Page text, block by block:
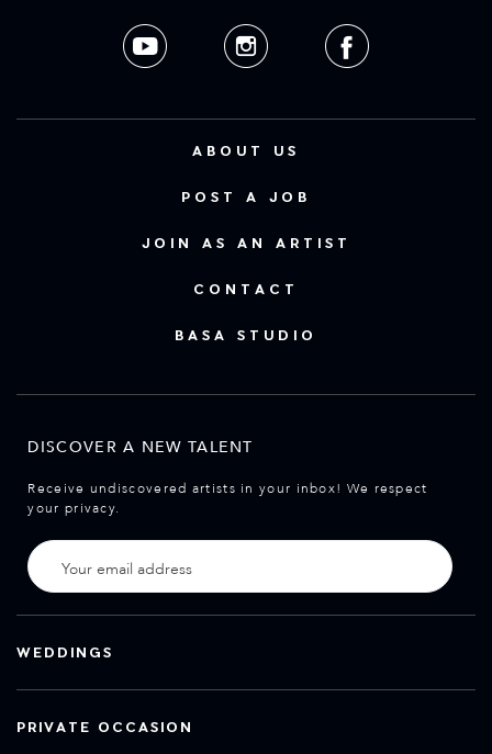
ABOUT US
POST A JOB
JOIN AS AN ARTIST
CONTACT
BASA STUDIO
DISCOVER A NEW TALENT
Receive undiscovered artists in your inbox! We respect
your privacy.
WEDDINGS
PRIVATE OCCASION